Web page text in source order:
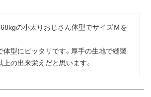
68kgの小太りおじさん体型でサイズＭを
体型にピッタリです。厚手の生地で縫製
の出来栄えだと思います。